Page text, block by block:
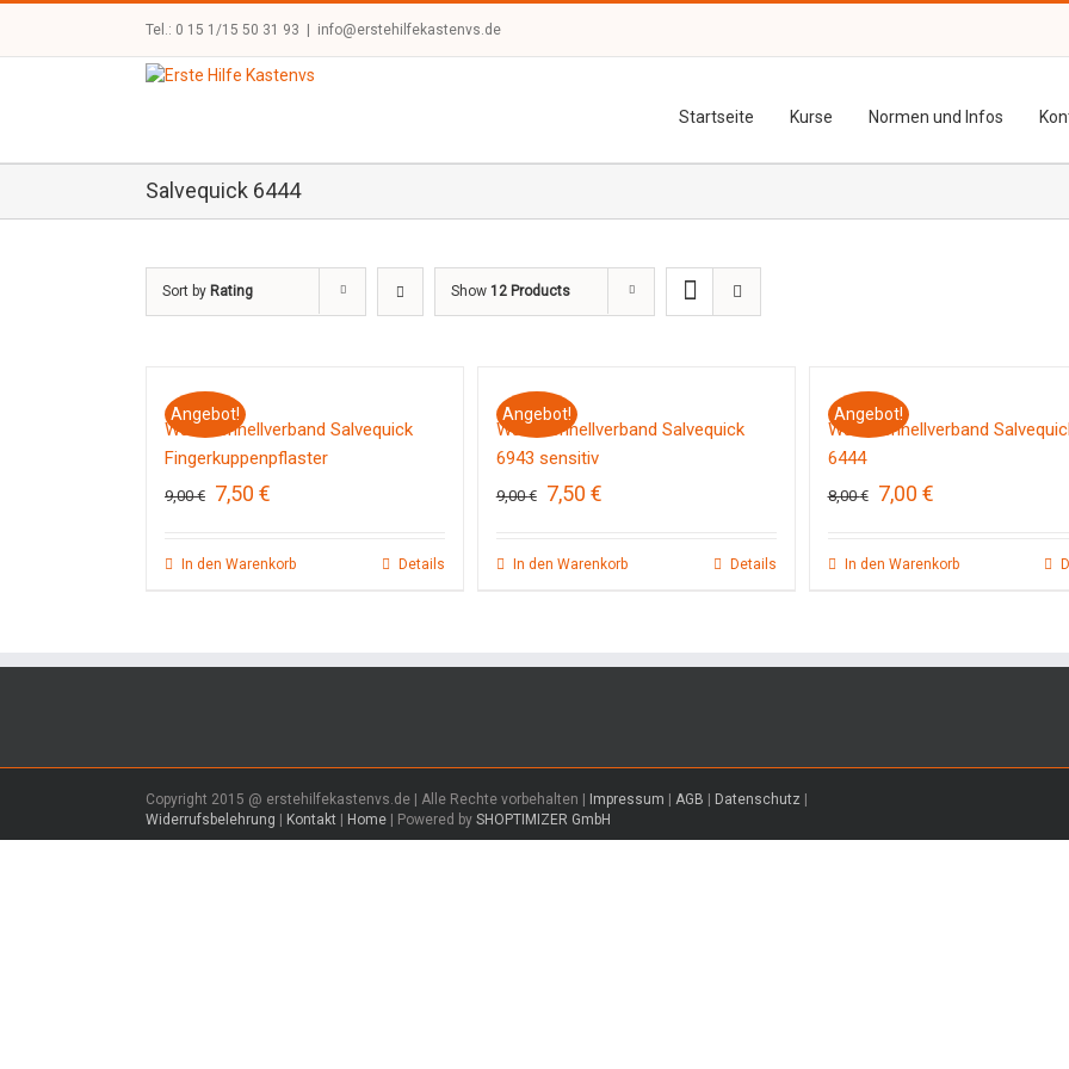
Tel.: 0 15 1/15 50 31 93 info@erstehilfekastenvs.de
Startseite Kurse Normen und Infos
Salvequick 6444
Sort by Rating Show 12 Products
Angebot!
Wundschnellverband Salvequick
Fingerkuppenpflaster
9,00€ Ursprünglicher
9,00 €
7,50 €
7,50 €.
In den Warenkorb Details
Angebot!
Wundschnellverband Salvequick
6943 sensitiv
9,00€
Ursprünglicher
9,00 €
7,50 €Aktueller
7,50 €.
In den Warenkorb Details
Angebot!
Wundschnellverband
6444
8,00€
Ursprünglicher
8,00 €
7,00 €Aktueller
7,00 €.
In den Warenkorb
Copyright 2015 @ erstehilfekastenvs.de | Alle Rechte vorbehalten | Impressum AGB Datenschutz
Widerrufsbelehrung
Kontakt Home | Powered by SHOPTIMIZER GmbH